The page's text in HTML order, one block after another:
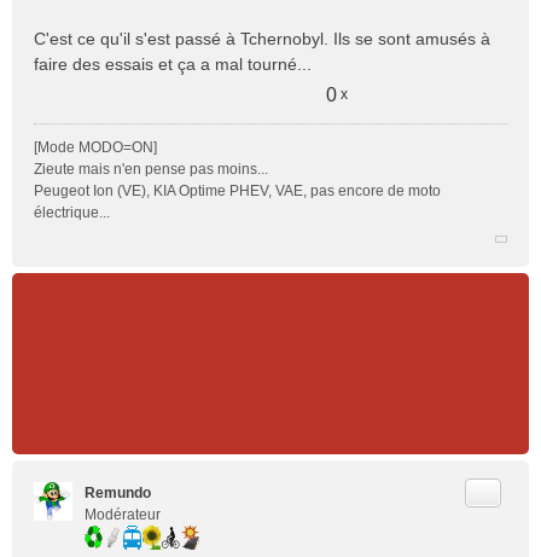
e
n
l
u
C'est ce qu'il s'est passé à Tchernobyl. Ils se sont amusés à
faire des essais et ça a mal tourné...
0 x
[Mode MODO=ON]
Zieute mais n'en pense pas moins...
Peugeot Ion (VE), KIA Optime PHEV, VAE, pas encore de moto
électrique...
Remundo
Modérateur